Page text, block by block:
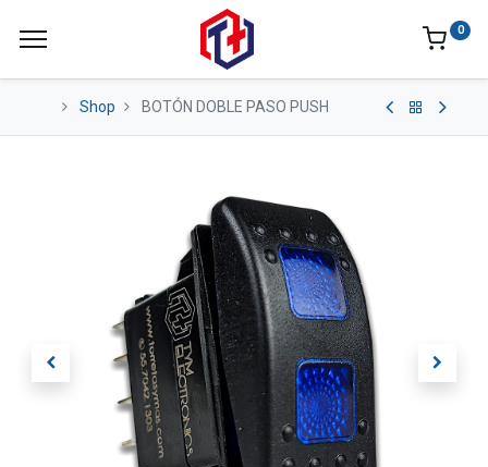
0
Shop BOTÓN DOBLE PASO PUSH